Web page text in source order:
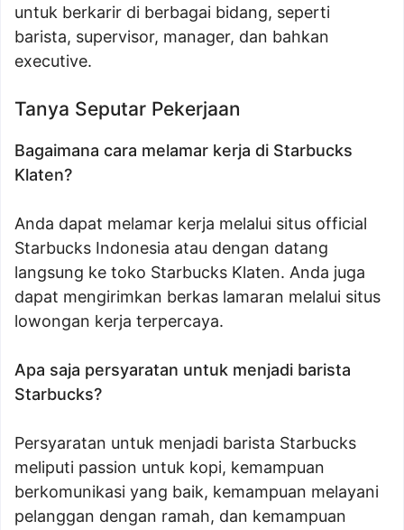
untuk berkarir di berbagai bidang, seperti
barista, supervisor, manager, dan bahkan
executive.
Tanya Seputar Pekerjaan
Bagaimana cara melamar kerja di Starbucks
Klaten?
Anda dapat melamar kerja melalui situs official
Starbucks Indonesia atau dengan datang
langsung ke toko Starbucks Klaten. Anda juga
dapat mengirimkan berkas lamaran melalui situs
lowongan kerja terpercaya.
Apa saja persyaratan untuk menjadi barista
Starbucks?
Persyaratan untuk menjadi barista Starbucks
meliputi passion untuk kopi, kemampuan
berkomunikasi yang baik, kemampuan melayani
pelanggan dengan ramah, dan kemampuan